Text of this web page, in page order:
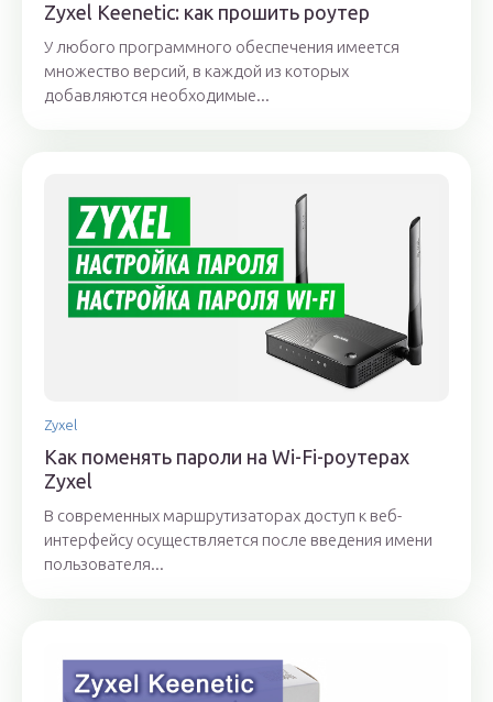
Zyxel Keenetic: как прошить роутер
У любого программного обеспечения имеется
множество версий, в каждой из которых
добавляются необходимые...
Zyxel
Как поменять пароли на Wi-Fi-роутерах
Zyxel
В современных маршрутизаторах доступ к веб-
интерфейсу осуществляется после введения имени
пользователя...